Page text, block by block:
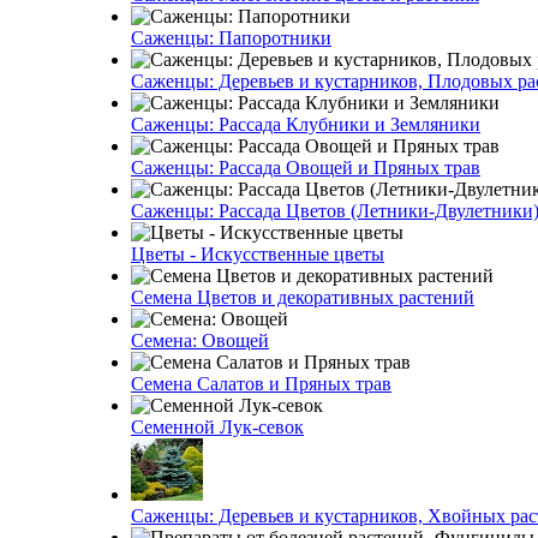
Саженцы: Папоротники
Саженцы: Деревьев и кустарников, Плодовых
Саженцы: Рассада Клубники и Земляники
Саженцы: Рассада Овощей и Пряных трав
Саженцы: Рассада Цветов (Летники-Двулетники)
Цветы - Искусственные цветы
Семена Цветов и декоративных растений
Семена: Овощей
Семена Салатов и Пряных трав
Семенной Лук-севок
Саженцы: Деревьев и кустарников, Хвойных